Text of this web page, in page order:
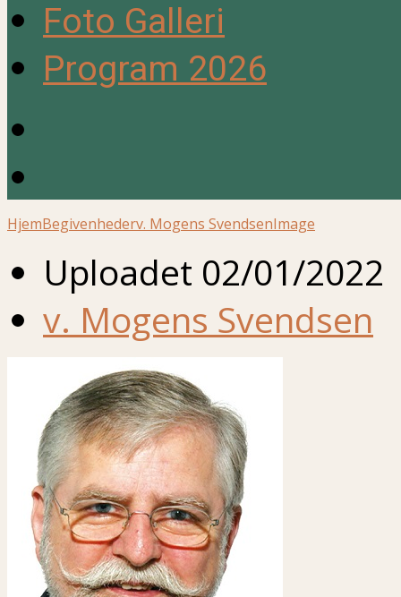
Foto Galleri
Program 2026
HjemBegivenhederv. Mogens SvendsenImage
Uploadet 02/01/2022
v. Mogens Svendsen